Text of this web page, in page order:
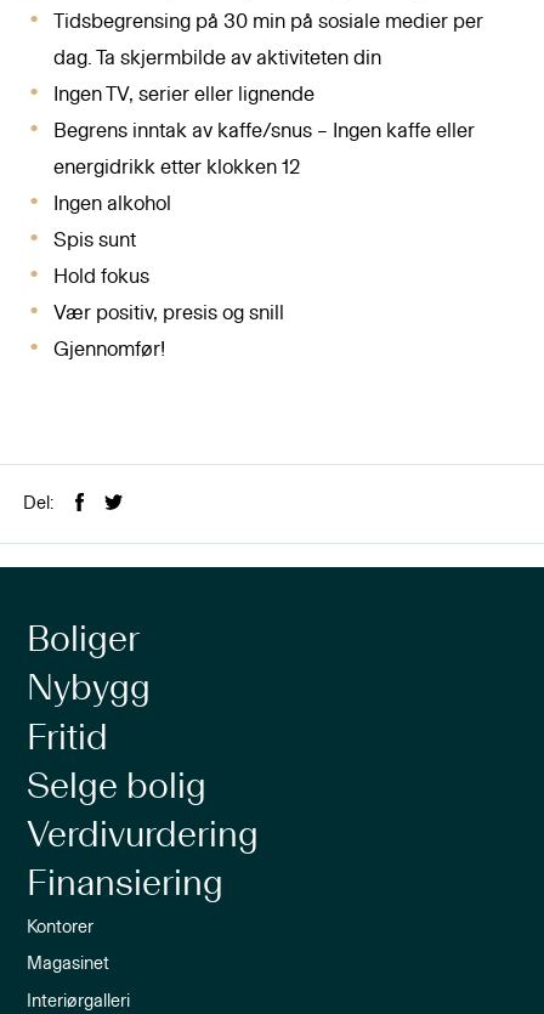
Tidsbegrensing på 30 min på sosiale medier per
dag. Ta skjermbilde av aktiviteten din
Ingen TV, serier eller lignende
Begrens inntak av kaffe/snus – Ingen kaffe eller
energidrikk etter klokken 12
Ingen alkohol
Spis sunt
Hold fokus
Vær positiv, presis og snill
Gjennomfør!
Del:
Boliger
Nybygg
Fritid
Selge bolig
Verdivurdering
Finansiering
Kontorer
Magasinet
Interiørgalleri